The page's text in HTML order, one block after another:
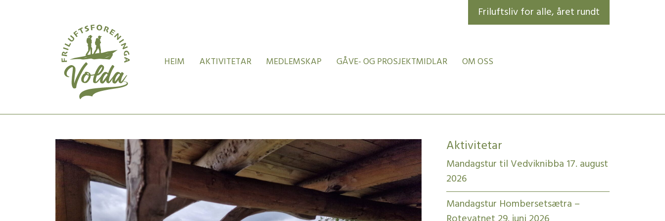
Friluftsliv for alle, året rundt
HEIM AKTIVITETAR MEDLEMSKAP GÅVE- OG PROSJEKTMIDLAR OM OSS
Aktivitetar
Mandagstur til Vedviknibba 17. august
2026
Mandagstur Hombersetsætra –